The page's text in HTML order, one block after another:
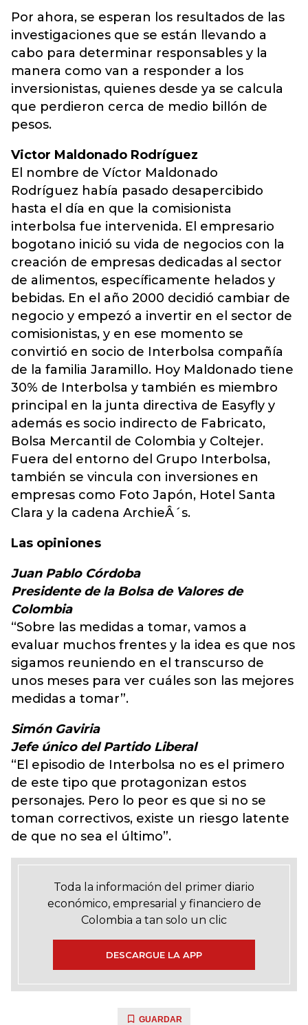
Por ahora, se esperan los resultados de las
investigaciones que se están llevando a
cabo para determinar responsables y la
manera como van a responder a los
inversionistas, quienes desde ya se calcula
que perdieron cerca de medio billón de
pesos.
Victor Maldonado Rodríguez
El nombre de Víctor Maldonado
Rodríguez había pasado desapercibido
hasta el día en que la comisionista
interbolsa fue intervenida. El empresario
bogotano inició su vida de negocios con la
creación de empresas dedicadas al sector
de alimentos, específicamente helados y
bebidas. En el año 2000 decidió cambiar de
negocio y empezó a invertir en el sector de
comisionistas, y en ese momento se
convirtió en socio de Interbolsa compañía
de la familia Jaramillo. Hoy Maldonado tiene
30% de Interbolsa y también es miembro
principal en la junta directiva de Easyfly y
además es socio indirecto de Fabricato,
Bolsa Mercantil de Colombia y Coltejer.
Fuera del entorno del Grupo Interbolsa,
también se vincula con inversiones en
empresas como Foto Japón, Hotel Santa
Clara y la cadena ArchieÂ´s.
Las opiniones
Juan Pablo Córdoba
Presidente de la Bolsa de Valores de
Colombia
“Sobre las medidas a tomar, vamos a
evaluar muchos frentes y la idea es que nos
sigamos reuniendo en el transcurso de
unos meses para ver cuáles son las mejores
medidas a tomar”.
Simón Gaviria
Jefe único del Partido Liberal
“El episodio de Interbolsa no es el primero
de este tipo que protagonizan estos
personajes. Pero lo peor es que si no se
toman correctivos, existe un riesgo latente
de que no sea el último”.
Toda la información del primer diario
económico, empresarial y financiero de
Colombia a tan solo un clic
DESCARGUE LA APP
GUARDAR